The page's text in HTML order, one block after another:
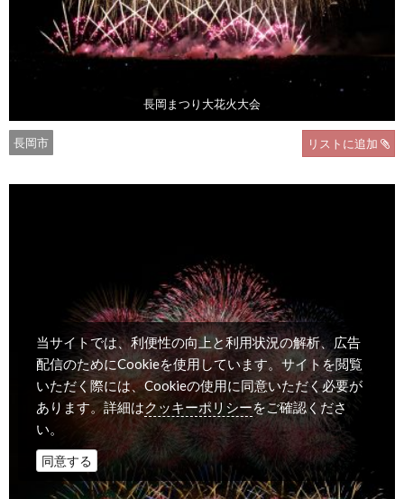
長岡まつり大花火大会
長岡市 リストに追加
当サイトでは、利便性の向上と利用状況の解析、広告
配信のためにCookieを使用しています。サイトを閲覧
いただく際には、Cookieの使用に同意いただく必要が
あります。詳細はクッキーポリシーをご確認くださ
い。
同意する